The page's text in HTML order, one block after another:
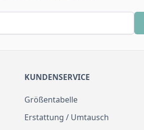
KUNDENSERVICE
Größentabelle
Erstattung / Umtausch